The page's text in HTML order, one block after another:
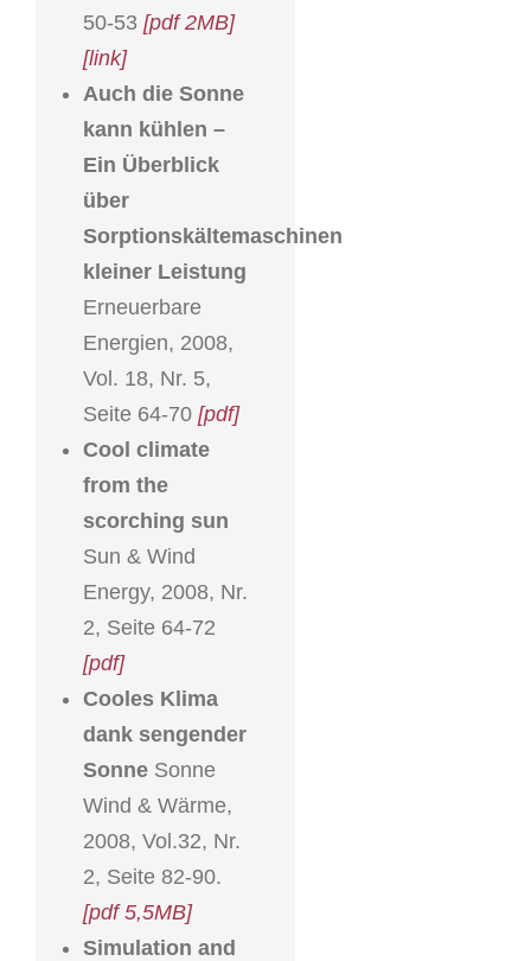
50-53 [pdf 2MB]
[link]
Auch die Sonne
kann kühlen –
Ein Überblick
über
Sorptionskältemaschinen
kleiner Leistung
Erneuerbare
Energien, 2008,
Vol. 18, Nr. 5,
Seite 64-70 [pdf]
Cool climate
from the
scorching sun
Sun & Wind
Energy, 2008, Nr.
2, Seite 64-72
[pdf]
Cooles Klima
dank sengender
Sonne Sonne
Wind & Wärme,
2008, Vol.32, Nr.
2, Seite 82-90.
[pdf 5,5MB]
Simulation and